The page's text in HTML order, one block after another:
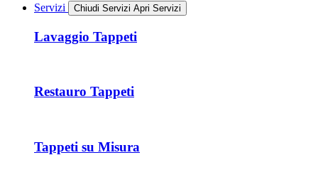
Servizi Chiudi Servizi Apri Servizi
Lavaggio Tappeti
Restauro Tappeti
Tappeti su Misura